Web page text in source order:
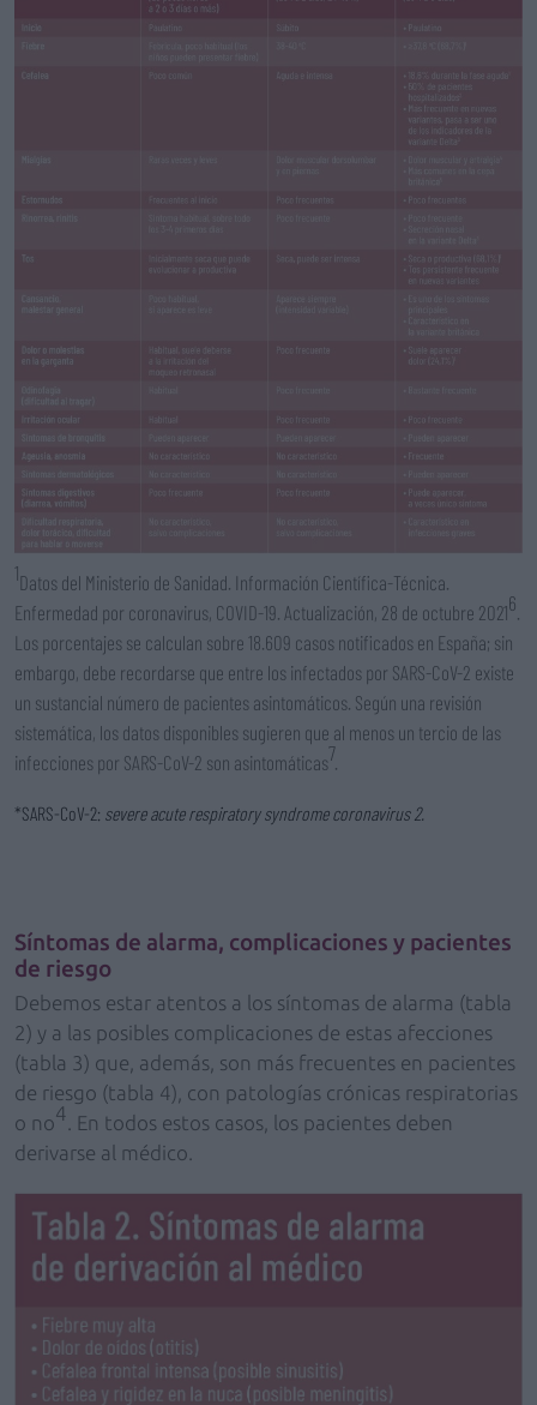
1Datos del Ministerio de Sanidad. Información Científica-Técnica.
Enfermedad por coronavirus, COVID-19. Actualización, 28 de octubre 20216.
Los porcentajes se calculan sobre 18.609 casos notificados en España; sin
embargo, debe recordarse que entre los infectados por SARS-CoV-2 existe
un sustancial número de pacientes asintomáticos. Según una revisión
sistemática, los datos disponibles sugieren que al menos un tercio de las
infecciones por SARS-CoV-2 son asintomáticas7.
*SARS-CoV-2: severe acute respiratory syndrome coronavirus 2.
Síntomas de alarma, complicaciones y pacientes
de riesgo
Debemos estar atentos a los síntomas de alarma (tabla
2) y a las posibles complicaciones de estas afecciones
(tabla 3) que, además, son más frecuentes en pacientes
de riesgo (tabla 4), con patologías crónicas respiratorias
o no4 . En todos estos casos, los pacientes deben
derivarse al médico.